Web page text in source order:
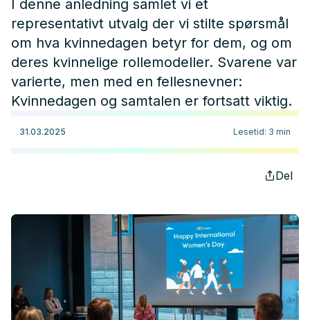
I denne anledning samlet vi et
representativt utvalg der vi stilte spørsmål
om hva kvinnedagen betyr for dem, og om
deres kvinnelige rollemodeller. Svarene var
varierte, men med en fellesnevner:
Kvinnedagen og samtalen er fortsatt viktig.
31.03.2025 Lesetid: 3 min
Del